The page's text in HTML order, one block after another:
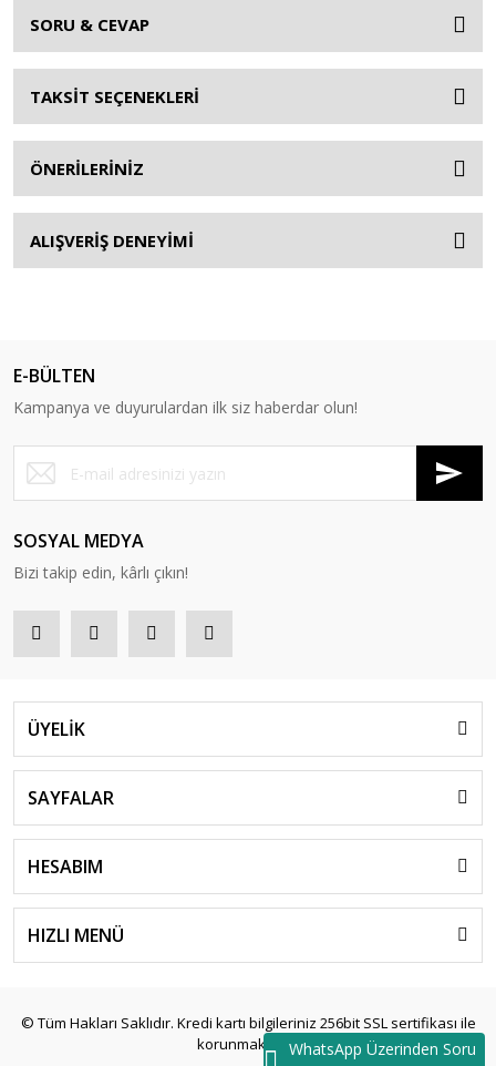
WhatsApp Üzerinden Soru
SORU & CEVAP
TAKSİT SEÇENEKLERİ
ÖNERİLERİNİZ
ALIŞVERİŞ DENEYİMİ
E-BÜLTEN
Kampanya ve duyurulardan ilk siz haberdar olun!
SOSYAL MEDYA
Bizi takip edin, kârlı çıkın!
ÜYELİK
SAYFALAR
HESABIM
HIZLI MENÜ
© Tüm Hakları Saklıdır. Kredi kartı bilgileriniz 256bit SSL sertifikası ile
korunmaktadır.